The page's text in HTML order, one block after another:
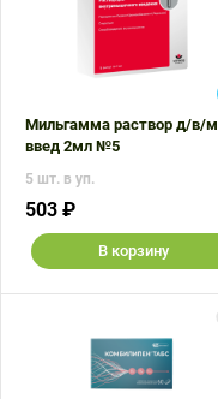
Мильгамма раствор д/в/м
введ 2мл №5
5 шт. в уп.
503 ₽
В корзину